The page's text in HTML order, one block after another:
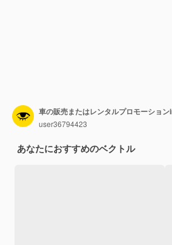
user36794423
あなたにおすすめのベクトル